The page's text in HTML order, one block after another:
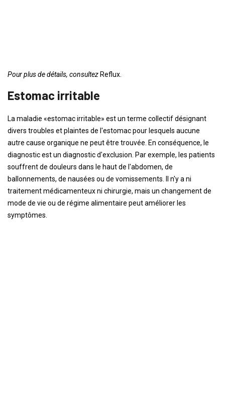
Pour plus de détails, consultez Reflux.
Estomac irritable
La maladie «estomac irritable» est un terme collectif désignant
divers troubles et plaintes de l'estomac pour lesquels aucune
autre cause organique ne peut être trouvée. En conséquence, le
diagnostic est un diagnostic d'exclusion. Par exemple, les patients
souffrent de douleurs dans le haut de l'abdomen, de
ballonnements, de nausées ou de vomissements. Il n'y a ni
traitement médicamenteux ni chirurgie, mais un changement de
mode de vie ou de régime alimentaire peut améliorer les
symptômes.